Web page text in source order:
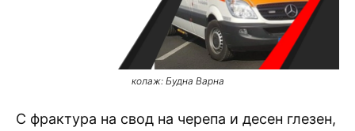
колаж: Будна Варна
С фрактура на свод на черепа и десен глезен,